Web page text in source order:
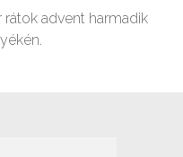
advent harmadik